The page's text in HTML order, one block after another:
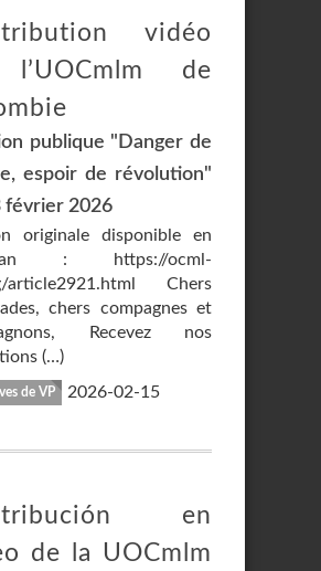
vidéo
de
publique "Danger de
espoir de révolution"
février 2026
originale disponible en
: https://ocml-
article2921.html Chers
chers compagnes et
Recevez nos
(…)
de VP 2026-02-15
en
de la UOCmlm